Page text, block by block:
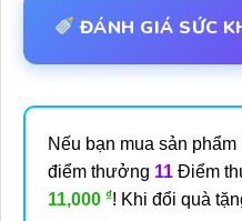
ĐÁNH GIÁ SỨC
Nếu bạn mua sản
điểm thưởng 11 Điểm
11,000 ₫! Khi đổi quà